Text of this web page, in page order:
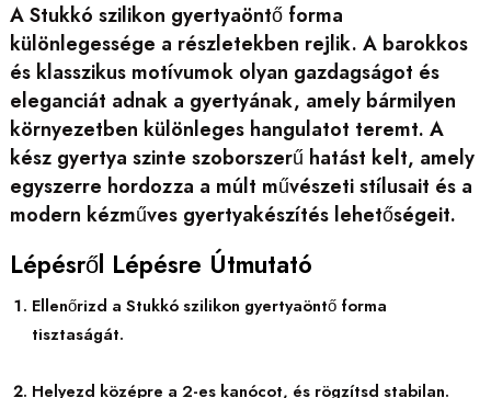
A Stukkó szilikon gyertyaöntő forma
különlegessége a részletekben rejlik. A barokkos
és klasszikus motívumok olyan gazdagságot és
eleganciát adnak a gyertyának, amely bármilyen
környezetben különleges hangulatot teremt. A
kész gyertya szinte szoborszerű hatást kelt, amely
egyszerre hordozza a múlt művészeti stílusait és a
modern kézműves gyertyakészítés lehetőségeit.
Lépésről Lépésre Útmutató
Ellenőrizd a Stukkó szilikon gyertyaöntő forma
tisztaságát.
Helyezd középre a 2-es kanócot, és rögzítsd stabilan.